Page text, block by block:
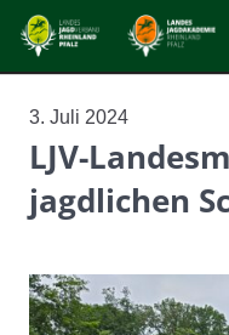
3. Juli 2024
LJV-
jagdlichen